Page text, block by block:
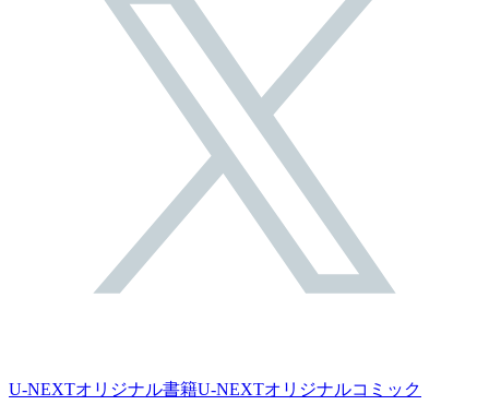
U-NEXTオリジナル書籍U-NEXTオリジナルコミック